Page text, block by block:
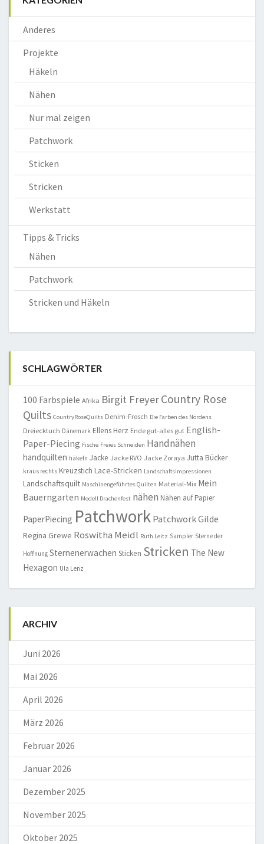
Anderes
Projekte
Häkeln
Nähen
Nur mal zeigen
Patchwork
Sticken
Stricken
Werkstatt
Tipps & Tricks
Nähen
Patchwork
Stricken und Häkeln
SCHLAGWÖRTER
100 Farbspiele Afrika Birgit FreyerCountry Rose
Quilts CountryRoseQuilts Denim-Frosch Die Farben des Nordens
Dreiecktuch Dänemark Ellens Herz Ende gut-alles gut English-
Paper-Piecing Fische Freies Schneiden Handnähen
handquilten häkeln Jacke Jacke RVO Jacke Zoraya Jutta Bücker
kraus rechts Kreuzstich Lace-Stricken Landschaftsimpressionen
Landschaftsquilt Maschinengeführtes Quilten Material-Mix Mein
Bauerngarten Modell Drachenfest nähen Nähen auf Papier
PaperPiecing Patchwork Patchwork Gilde
Regina Grewe Roswitha Meidl Ruth Leitz Sampler Sterne der
Hoffnung Sternenerwachen Sticken Stricken The New
Hexagon Ula Lenz
ARCHIV
Juni 2026
Mai 2026
April 2026
März 2026
Februar 2026
Januar 2026
Dezember 2025
November 2025
Oktober 2025